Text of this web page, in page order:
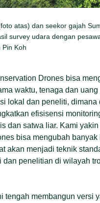
atas) dan seekor gajah
survey udara dengan
Pin Koh
Drones bisa
waktu, tenaga dan uang
lokal dan peneliti, dimana
efisisensi
dan satwa liar. Kami
bisa mengubah banyak
akan menjadi teknik
dan penelitian di wilayah
tengah membangun versi